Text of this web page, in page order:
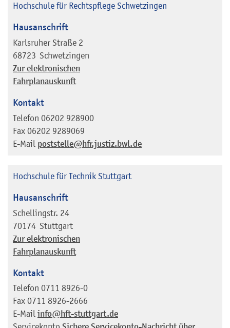
Hochschule für Rechtspflege Schwetzingen
Hausanschrift
Karlsruher Straße 2
68723 Schwetzingen
Zur elektronischen
Fahrplanauskunft
Kontakt
Telefon 06202 928900
Fax 06202 9289069
E-Mail poststelle@hfr.justiz.bwl.de
Hochschule für Technik Stuttgart
Hausanschrift
Schellingstr. 24
70174 Stuttgart
Zur elektronischen
Fahrplanauskunft
Kontakt
Telefon 0711 8926-0
Fax 0711 8926-2666
E-Mail info@hft-stuttgart.de